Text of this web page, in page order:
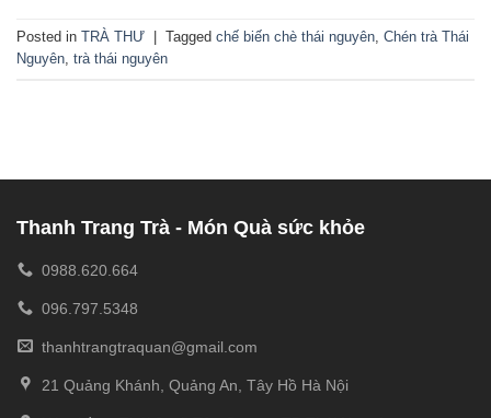
Posted in TRÀ THƯ Tagged chế biến chè thái nguyên, Chén trà Thái
Nguyên, trà thái nguyên
Thanh Trang Trà - Món Quà sức khỏe
0988.620.664
096.797.5348
thanhtrangtraquan@gmail.com
21 Quảng Khánh, Quảng An, Tây Hồ Hà Nội